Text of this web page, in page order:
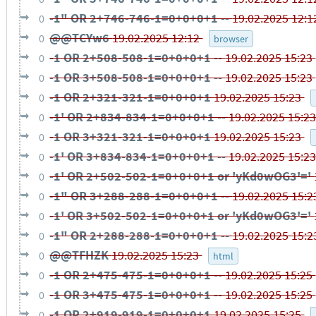
0 -1" OR 2+746-746-1=0+0+0+1 --19.02.2025
0 @@TCYw619.02.2025 12:12 browser
0 -1 OR 2+508-508-1=0+0+0+1 --19.02.2025 15:23
0 -1 OR 3+508-508-1=0+0+0+1 --19.02.2025 15:23
0 -1 OR 2+321-321-1=0+0+0+119.02.2025 15:23
0 -1' OR 2+834-834-1=0+0+0+1 --19.02.2025
0 -1 OR 3+321-321-1=0+0+0+119.02.2025 15:23
0 -1' OR 3+834-834-1=0+0+0+1 --19.02.2025
0 -1' OR 2+502-502-1=0+0+0+1 or 'yKd0wOG3'='
0 -1" OR 3+288-288-1=0+0+0+1 --19.02.2025
0 -1' OR 3+502-502-1=0+0+0+1 or 'yKd0wOG3'='
0 -1" OR 2+288-288-1=0+0+0+1 --19.02.2025
0 @@TFHZK19.02.2025 15:23 html
0 -1 OR 2+475-475-1=0+0+0+1 --19.02.2025 15:25
0 -1 OR 3+475-475-1=0+0+0+1 --19.02.2025 15:25